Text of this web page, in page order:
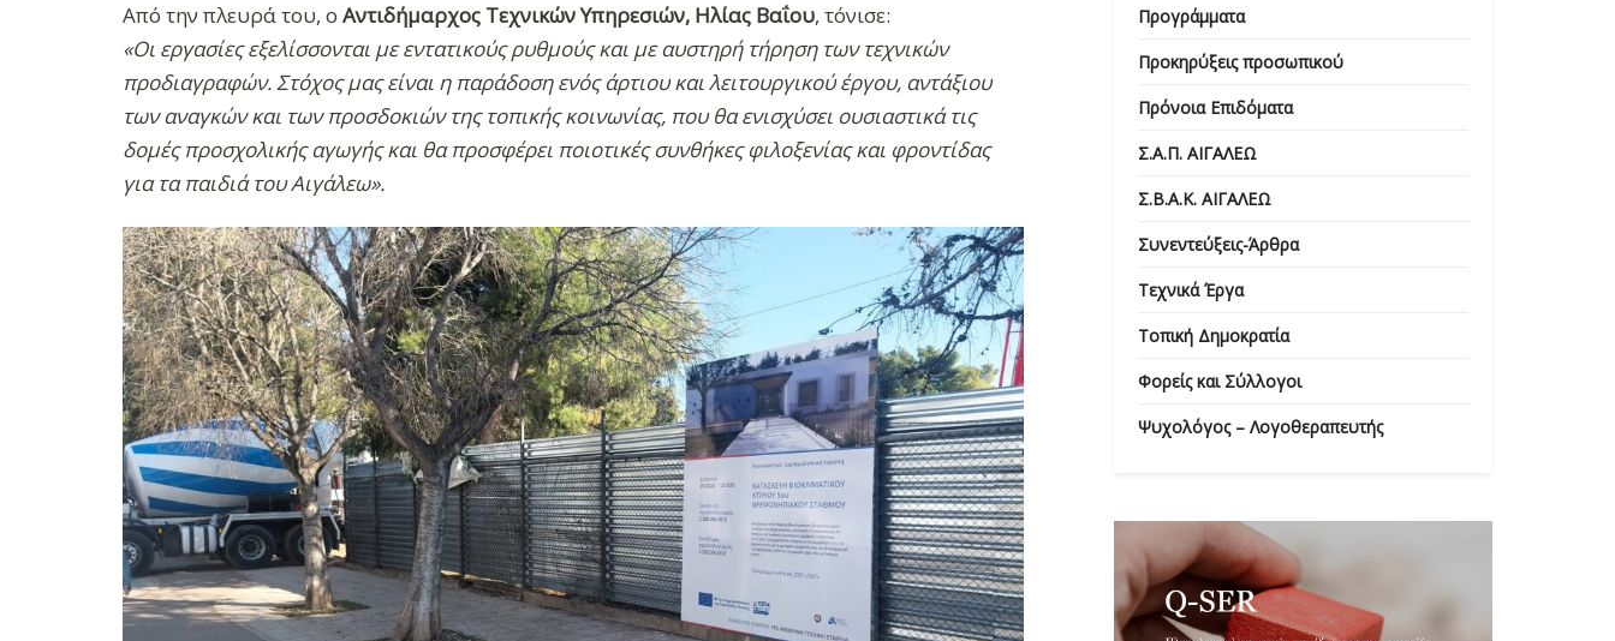
Από την πλευρά του, ο Αντιδήμαρχος Τεχνικών Υπηρεσιών, Ηλίας Βαΐου, τόνισε:
«Οι εργασίες εξελίσσονται με εντατικούς ρυθμούς και με αυστηρή τήρηση των τεχνικών
προδιαγραφών. Στόχος μας είναι η παράδοση ενός άρτιου και λειτουργικού έργου, αντάξιου
των αναγκών και των προσδοκιών της τοπικής κοινωνίας, που θα ενισχύσει ουσιαστικά τις
δομές προσχολικής αγωγής και θα προσφέρει ποιοτικές συνθήκες φιλοξενίας και φροντίδας
για τα παιδιά του Αιγάλεω».
Προγράμματα
Προκηρύξεις προσωπικού
Πρόνοια Επιδόματα
Σ.Α.Π. ΑΙΓΑΛΕΩ
Σ.Β.Α.Κ. ΑΙΓΑΛΕΩ
Συνεντεύξεις-Άρθρα
Τεχνικά Έργα
Τοπική Δημοκρατία
Φορείς και Σύλλογοι
Ψυχολόγος – Λογοθεραπευτής